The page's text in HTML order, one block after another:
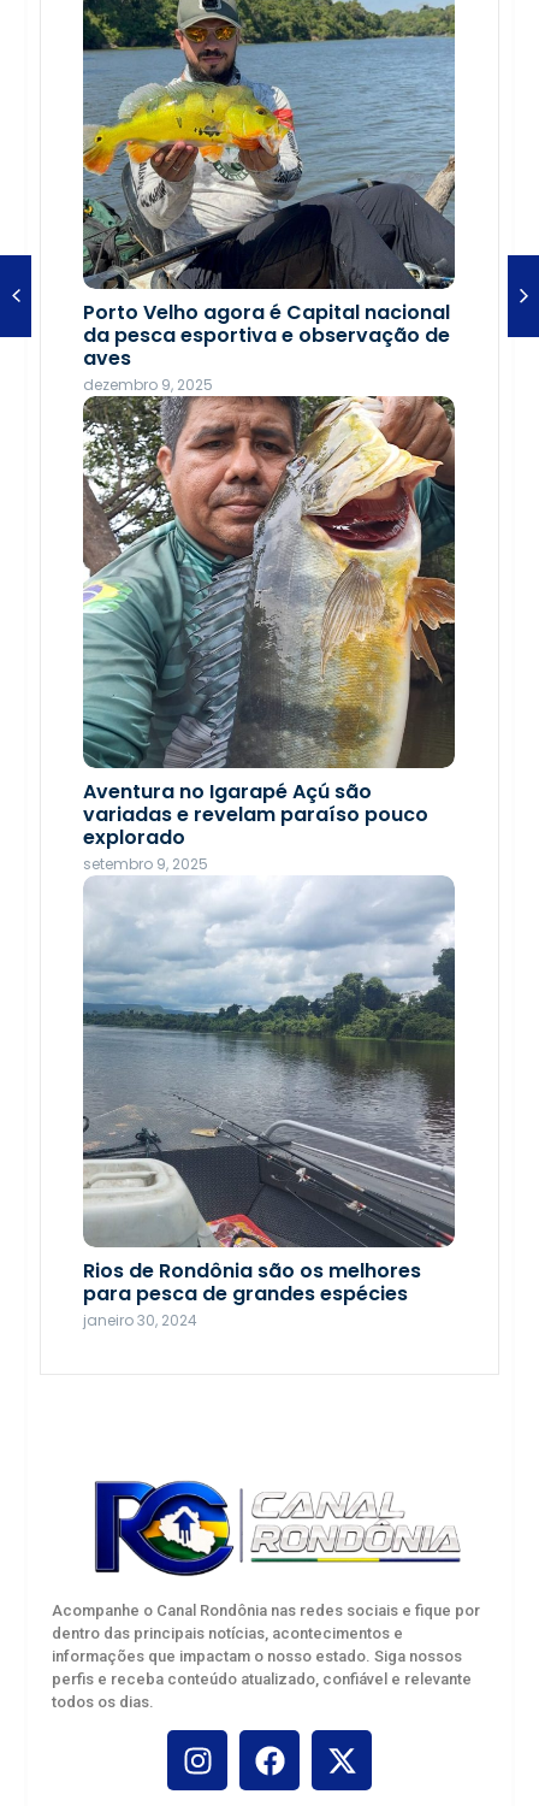
Troca de figurinhas reúne famílias
em tarde de diversão na Rua do Hexa
junho 22, 2026
Jovens rondonienses fazem história
com recorde e desempenho técnico
nas Paralimpíadas Escolares 2025
novembro 21, 2025
Seletiva de xadrez em Porto Velho
escolhe atletas para os Jogos
Intermunicipais de Rondônia
agosto 19, 2025
Etapa estadual paralímpica do Joer
inicia em Porto Velho nesta quarta-
Porto Velho agora é Capital nacional
da pesca esportiva e observação de
aves
dezembro 9, 2025
Aventura no Igarapé Açú são
variadas e revelam paraíso pouco
explorado
setembro 9, 2025
Rios de Rondônia são os melhores
para pesca de grandes espécies
janeiro 30, 2024
Acompanhe o Canal Rondônia nas redes sociais e fique por
dentro das principais notícias, acontecimentos e
informações que impactam o nosso estado. Siga nossos
perfis e receba conteúdo atualizado, confiável e relevante
todos os dias.